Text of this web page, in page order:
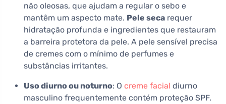
não oleosas, que ajudam a regular o sebo e
mantêm um aspecto mate. Pele seca requer
hidratação profunda e ingredientes que restauram
a barreira protetora da pele. A pele sensível precisa
de cremes com o mínimo de perfumes e
substâncias irritantes.
Uso diurno ou noturno: O creme facial diurno
masculino frequentemente contém proteção SPF,